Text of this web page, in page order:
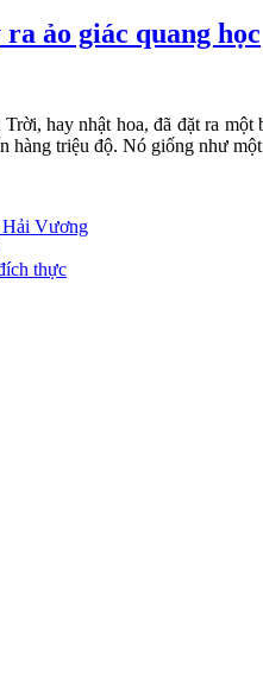
ảo giác quang học
hay nhật hoa, đã đặt ra
hàng triệu độ. Nó giống như
Hải Vương
thực